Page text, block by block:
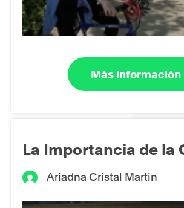
Más información
La Importancia de la
Ariadna Cristal Martin